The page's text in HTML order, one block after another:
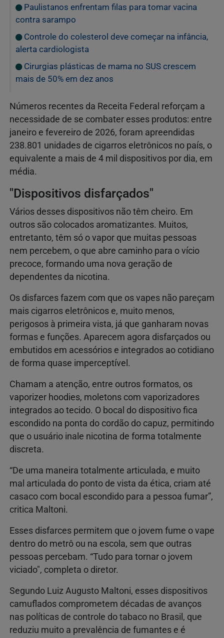
Paulistanos enfrentam filas para tomar vacina
contra sarampo
Controle do colesterol deve começar na infância,
alerta cardiologista
Cirurgias plásticas de mama no SUS crescem
mais de 50% em dez anos
Números recentes da Receita Federal reforçam a
necessidade de se combater esses produtos: entre
janeiro e fevereiro de 2026, foram apreendidas
238.801 unidades de cigarros eletrônicos no país, o
equivalente a mais de 4 mil dispositivos por dia, em
média.
"Dispositivos disfarçados"
Vários desses dispositivos não têm cheiro. Em
outros são colocados aromatizantes. Muitos,
entretanto, têm só o vapor que muitas pessoas
nem percebem, o que abre caminho para o vício
precoce, formando uma nova geração de
dependentes da nicotina.
Os disfarces fazem com que os vapes não pareçam
mais cigarros eletrônicos e, muito menos,
perigosos à primeira vista, já que ganharam novas
formas e funções. Aparecem agora disfarçados ou
embutidos em acessórios e integrados ao cotidiano
de forma quase imperceptível.
Chamam a atenção, entre outros formatos, os
vaporizer hoodies, moletons com vaporizadores
integrados ao tecido. O bocal do dispositivo fica
escondido na ponta do cordão do capuz, permitindo
que o usuário inale nicotina de forma totalmente
discreta.
“De uma maneira totalmente articulada, e muito
mal articulada do ponto de vista da ética, criam até
casaco com bocal escondido para a pessoa fumar”,
critica Maltoni.
Esses disfarces permitem que o jovem fume o vape
dentro do metrô ou na escola, sem que outras
pessoas percebam. “Tudo para tornar o jovem
viciado", completa o diretor.
Segundo Luiz Augusto Maltoni, esses dispositivos
camuflados comprometem décadas de avanços
nas políticas de controle do tabaco no Brasil, que
reduziu muito a prevalência de fumantes e é